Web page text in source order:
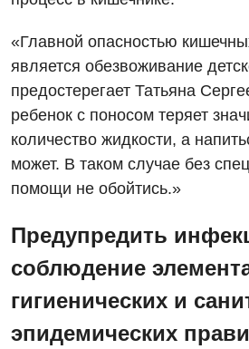
Дерматовенерология
Диетология
Кардиология
Маммология
Медицинская психология
Оториноларингология
«Главной опасностью
является обезвоживание
предостерегает Татьяна
ребенок с поносом теряет
количество жидкости, а
может. В таком случае без
помощи не обойтись.»
Предупредить
соблюдение
гигиенических и
эпидемических